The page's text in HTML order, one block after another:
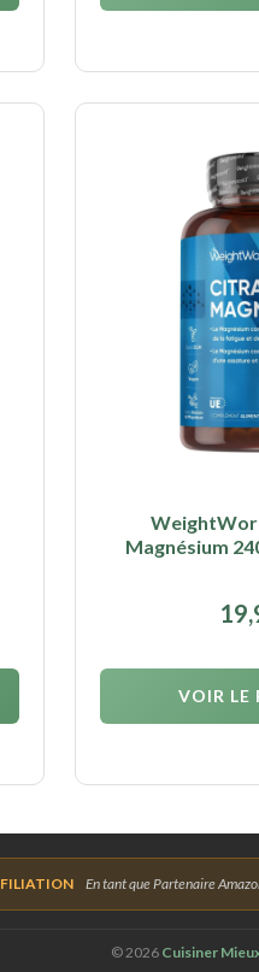
Magnésium
VOIR LE
En tant que Partenaire
©2026 Cuisiner